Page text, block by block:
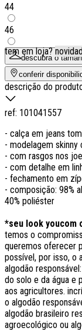
44
46
descubra o
tem em loja?
conferir
descrição do
ref: 101041557
- calça em jeans
- modelagem
- com rasgos nos
- com detalhe em
- fechamento em
- composição: 98%
40% poliéster
*seu look youcom
temos o
queremos oferecer
possível, por isso, o
algodão
do solo e da água e
aos agricultores.
o algodão
algodão brasileiro
agroecológico ou